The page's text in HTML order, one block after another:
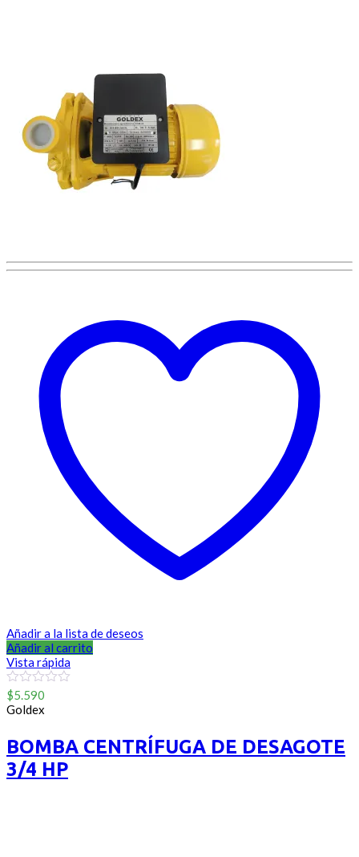
Añadir a la lista de deseos
Añadir al carrito
Vista rápida
0
out
of
$5.590
Goldex
BOMBA CENTRÍFUGA DE DESAGOTE
3/4 HP